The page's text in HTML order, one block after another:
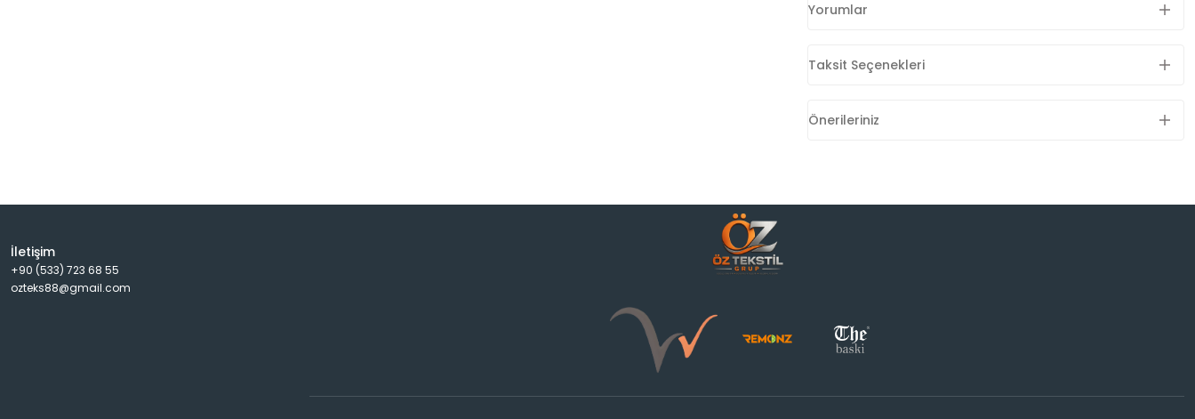
Yorumlar
Taksit Seçenekleri
Önerileriniz
İletişim
+90 (533) 723 68 55
ozteks88@gmail.com